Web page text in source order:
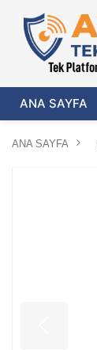
ANA SAYFA
ANA SAYFA